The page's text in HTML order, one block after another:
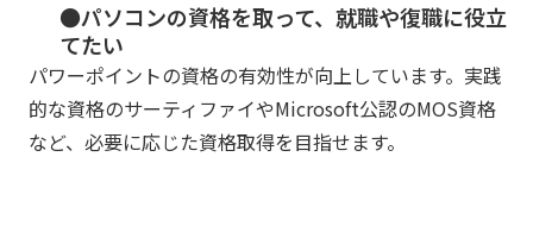
●パソコンの資格を取って、就職や復職に役立
てたい
パワーポイントの資格の有効性が向上しています。実践
的な資格のサーティファイやMicrosoft公認のMOS資格
など、必要に応じた資格取得を目指せます。